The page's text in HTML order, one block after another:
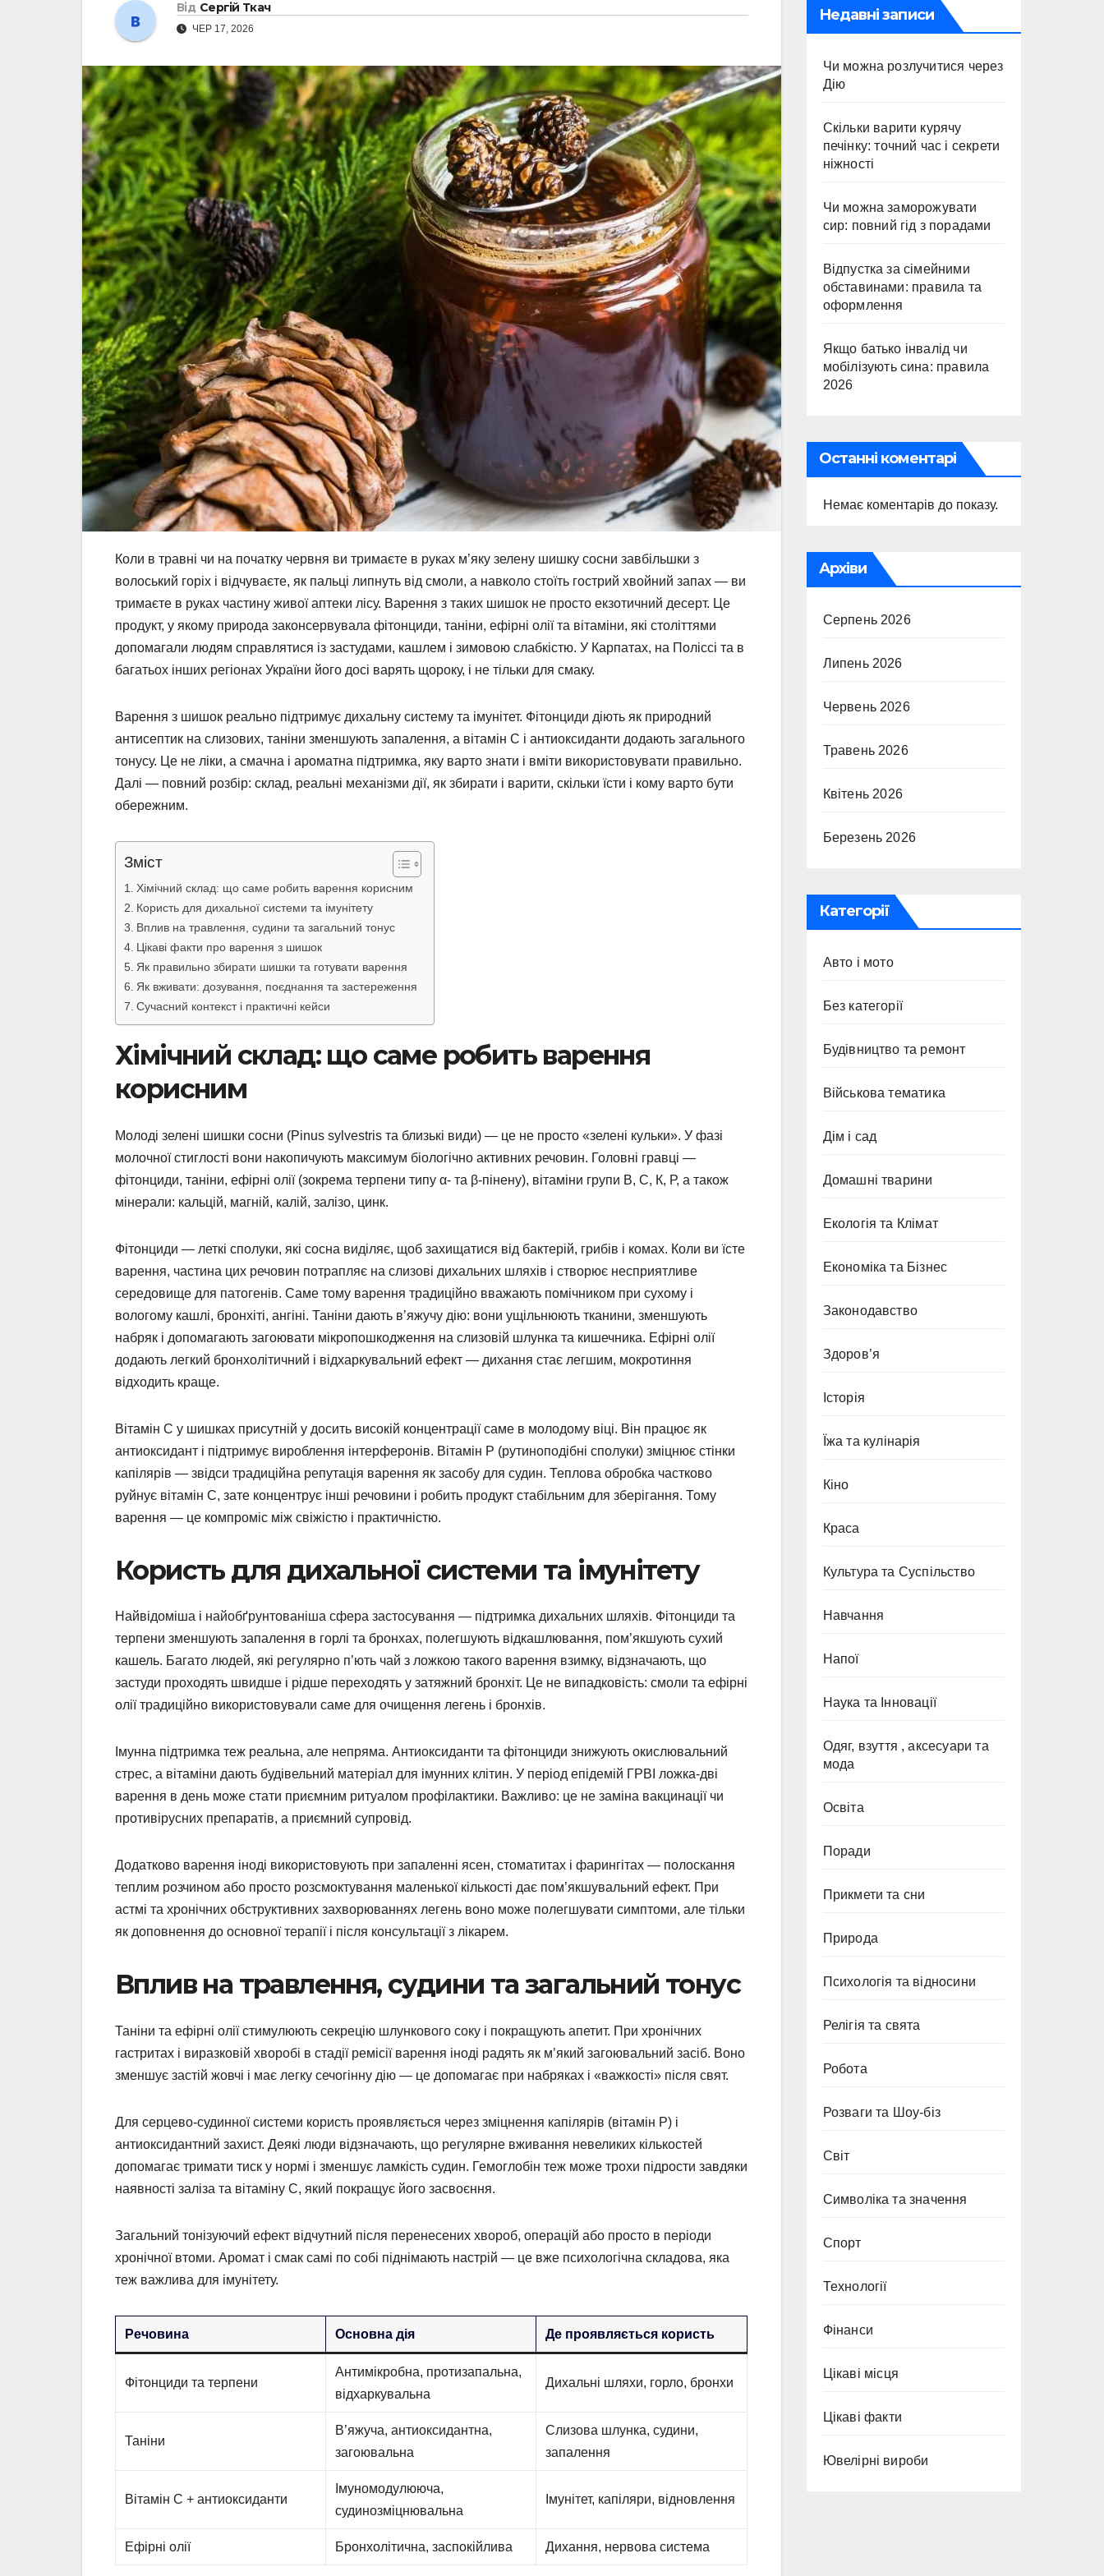
Від Сергій Ткач
ЧЕР 17, 2026
Коли в травні чи на початку червня ви тримаєте в руках м’яку зелену шишку сосни завбільшки з
волоський горіх і відчуваєте, як пальці липнуть від смоли, а навколо стоїть гострий хвойний запах — ви
тримаєте в руках частину живої аптеки лісу. Варення з таких шишок не просто екзотичний десерт. Це
продукт, у якому природа законсервувала фітонциди, таніни, ефірні олії та вітаміни, які століттями
допомагали людям справлятися із застудами, кашлем і зимовою слабкістю. У Карпатах, на Поліссі та в
багатьох інших регіонах України його досі варять щороку, і не тільки для смаку.
Варення з шишок реально підтримує дихальну систему та імунітет. Фітонциди діють як природний
антисептик на слизових, таніни зменшують запалення, а вітамін С і антиоксиданти додають загального
тонусу. Це не ліки, а смачна і ароматна підтримка, яку варто знати і вміти використовувати правильно.
Далі — повний розбір: склад, реальні механізми дії, як збирати і варити, скільки їсти і кому варто бути
обережним.
Зміст
Хімічний склад: що саме робить варення корисним
Користь для дихальної системи та імунітету
Вплив на травлення, судини та загальний тонус
Цікаві факти про варення з шишок
Як правильно збирати шишки та готувати варення
Як вживати: дозування, поєднання та застереження
Сучасний контекст і практичні кейси
Хімічний склад: що саме робить варення
корисним
Молоді зелені шишки сосни (Pinus sylvestris та близькі види) — це не просто «зелені кульки». У фазі
молочної стиглості вони накопичують максимум біологічно активних речовин. Головні гравці —
фітонциди, таніни, ефірні олії (зокрема терпени типу α- та β-пінену), вітаміни групи В, С, К, Р, а також
мінерали: кальцій, магній, калій, залізо, цинк.
Фітонциди — леткі сполуки, які сосна виділяє, щоб захищатися від бактерій, грибів і комах. Коли ви їсте
варення, частина цих речовин потрапляє на слизові дихальних шляхів і створює несприятливе
середовище для патогенів. Саме тому варення традиційно вважають помічником при сухому і
вологому кашлі, бронхіті, ангіні. Таніни дають в’яжучу дію: вони ущільнюють тканини, зменшують
набряк і допомагають загоювати мікропошкодження на слизовій шлунка та кишечника. Ефірні олії
додають легкий бронхолітичний і відхаркувальний ефект — дихання стає легшим, мокротиння
відходить краще.
Вітамін С у шишках присутній у досить високій концентрації саме в молодому віці. Він працює як
антиоксидант і підтримує вироблення інтерферонів. Вітамін Р (рутиноподібні сполуки) зміцнює стінки
капілярів — звідси традиційна репутація варення як засобу для судин. Теплова обробка частково
руйнує вітамін С, зате концентрує інші речовини і робить продукт стабільним для зберігання. Тому
варення — це компроміс між свіжістю і практичністю.
Користь для дихальної системи та імунітету
Найвідоміша і найобґрунтованіша сфера застосування — підтримка дихальних шляхів. Фітонциди та
терпени зменшують запалення в горлі та бронхах, полегшують відкашлювання, пом’якшують сухий
кашель. Багато людей, які регулярно п’ють чай з ложкою такого варення взимку, відзначають, що
застуди проходять швидше і рідше переходять у затяжний бронхіт. Це не випадковість: смоли та ефірні
олії традиційно використовували саме для очищення легень і бронхів.
Імунна підтримка теж реальна, але непряма. Антиоксиданти та фітонциди знижують окислювальний
стрес, а вітаміни дають будівельний матеріал для імунних клітин. У період епідемій ГРВІ ложка-дві
варення в день може стати приємним ритуалом профілактики. Важливо: це не заміна вакцинації чи
противірусних препаратів, а приємний супровід.
Додатково варення іноді використовують при запаленні ясен, стоматитах і фарингітах — полоскання
теплим розчином або просто розсмоктування маленької кількості дає пом’якшувальний ефект. При
астмі та хронічних обструктивних захворюваннях легень воно може полегшувати симптоми, але тільки
як доповнення до основної терапії і після консультації з лікарем.
Вплив на травлення, судини та загальний тонус
Таніни та ефірні олії стимулюють секрецію шлункового соку і покращують апетит. При хронічних
гастритах і виразковій хворобі в стадії ремісії варення іноді радять як м’який загоювальний засіб. Воно
зменшує застій жовчі і має легку сечогінну дію — це допомагає при набряках і «важкості» після свят.
Для серцево-судинної системи користь проявляється через зміцнення капілярів (вітамін Р) і
антиоксидантний захист. Деякі люди відзначають, що регулярне вживання невеликих кількостей
допомагає тримати тиск у нормі і зменшує ламкість судин. Гемоглобін теж може трохи підрости завдяки
наявності заліза та вітаміну С, який покращує його засвоєння.
Загальний тонізуючий ефект відчутний після перенесених хвороб, операцій або просто в періоди
хронічної втоми. Аромат і смак самі по собі піднімають настрій — це вже психологічна складова, яка
теж важлива для імунітету.
Речовина Основна дія Де проявляється користь
Фітонциди та терпени
Антимікробна, протизапальна,
відхаркувальна
Дихальні шляхи, горло, бронхи
Таніни
В’яжуча, антиоксидантна,
загоювальна
Слизова шлунка, судини,
запалення
Вітамін С + антиоксиданти
Імуномодулююча,
судинозміцнювальна
Імунітет, капіляри, відновлення
Ефірні олії Бронхолітична, заспокійлива Дихання, нервова система
Недавні записи
Чи можна розлучитися через
Дію
Скільки варити курячу
печінку: точний час і секрети
ніжності
Чи можна заморожувати
сир: повний гід з порадами
Відпустка за сімейними
обставинами: правила та
оформлення
Якщо батько інвалід чи
мобілізують сина: правила
2026
Останні коментарі
Немає коментарів до показу.
Архіви
Серпень 2026
Липень 2026
Червень 2026
Травень 2026
Квітень 2026
Березень 2026
Категорії
Авто і мото
Без категорії
Будівництво та ремонт
Військова тематика
Дім і сад
Домашні тварини
Екологія та Клімат
Економіка та Бізнес
Законодавство
Здоров’я
Історія
Їжа та кулінарія
Кіно
Краса
Культура та Суспільство
Навчання
Напої
Наука та Інновації
Одяг, взуття , аксесуари та
мода
Освіта
Поради
Прикмети та сни
Природа
Психологія та відносини
Релігія та свята
Робота
Розваги та Шоу-біз
Світ
Символіка та значення
Спорт
Технології
Фінанси
Цікаві місця
Цікаві факти
Ювелірні вироби